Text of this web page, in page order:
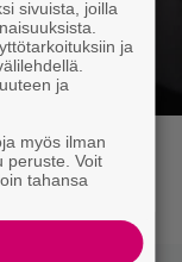
tutun
sivuista, joilla
ja
ja
myös ilman
peruste. Voit
tahansa